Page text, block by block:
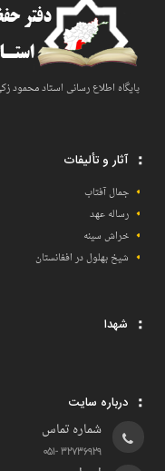
پایگاه اطلاع رسانی اسـتاد محمود
آثار و تألیفات
جمال آفتاب
رساله عهد
خراش سینه
شیخ بهلول در افغانستان
شهدا
درباره سایت
شماره تماس
32736929 -051